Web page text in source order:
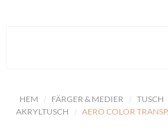
HEM FÄRGER & MEDIER TUSCH
AKRYLTUSCH
AERO COLOR